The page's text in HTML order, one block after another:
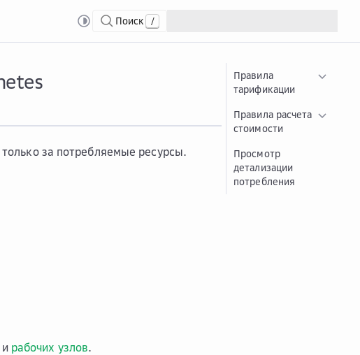
Поиск /
за потребляемые ресурсы.
рабочих узлов.
Правила
тарификации
Правила расчета
стоимости
Просмотр
детализации
потребления